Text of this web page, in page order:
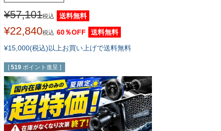
¥57,101税込 送料無料
¥22,840税込 60％OFF
送料無料
¥15,000(税込)以上お買い上げで送料無料
[ 519 ポイント進呈 ]